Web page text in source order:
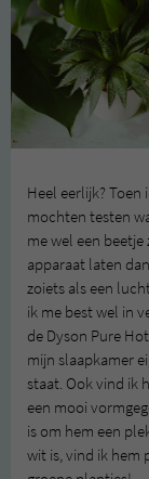
Heel eerlijk?
mochten testen
me wel een
apparaat laten
zoiets als een
ik me best wel in
de Dyson Pure
mijn slaapkamer
staat. Ook vind ik
een mooi
is om hem een
wit is, vind ik hem